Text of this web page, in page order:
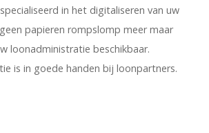
in het digitaliseren van uw
papieren rompslomp meer maar
loonadministratie beschikbaar.
is in goede handen bij loonpartners.